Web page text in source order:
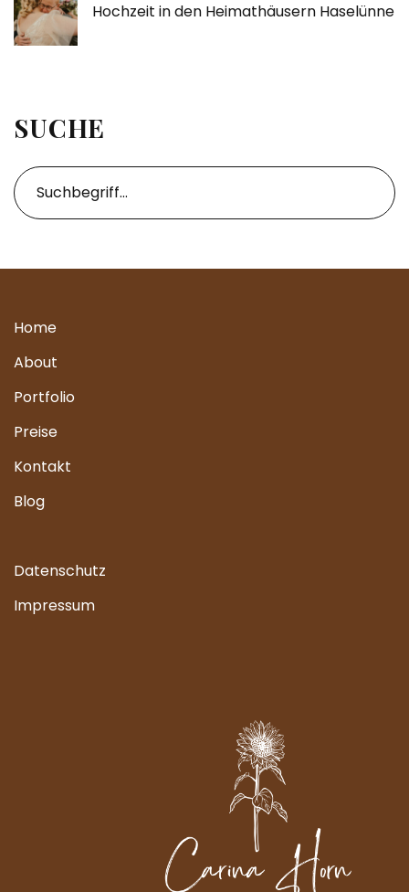
Hochzeit in den Heimathäusern Haselünne
SUCHE
Home
About
Portfolio
Preise
Kontakt
Blog
Datenschutz
Impressum